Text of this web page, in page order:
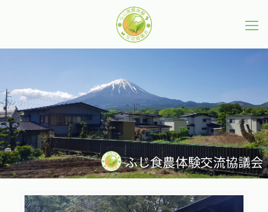
ふじ食農体験交流協議会